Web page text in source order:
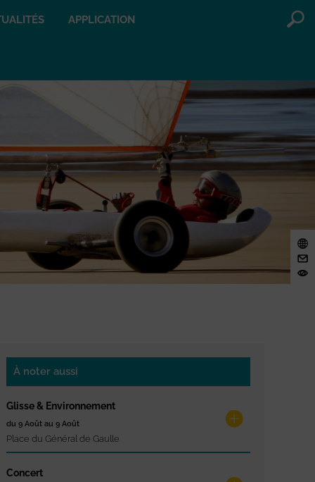
APPLICATION
À noter aussi
Glisse & Environnement
du 9 Août au 9 Août
Place du Général de Gaulle
Concert